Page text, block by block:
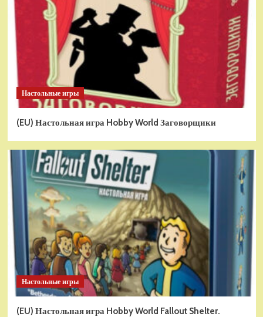
Настольные игры
(EU) Настольная игра Hobby World Заговорщики
Настольные игры
(EU) Настольная игра Hobby World Fallout Shelter.